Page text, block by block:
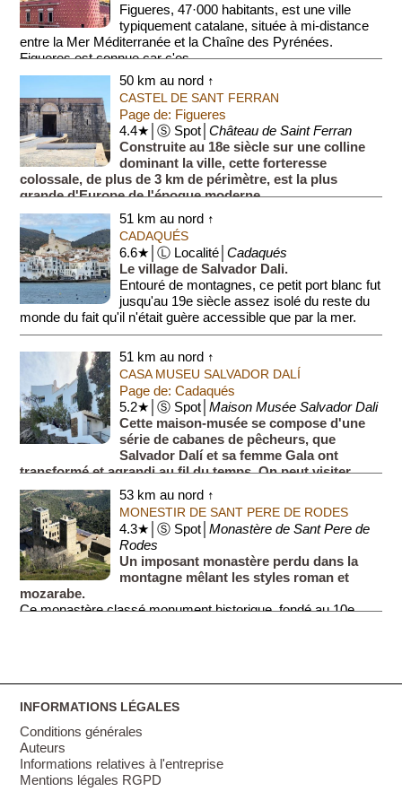
Figueres, 47·000 habitants, est une ville
typiquement catalane, située à mi-distance
entre la Mer Méditerranée et la Chaîne des Pyrénées.
Figueres est connue car c'es...
50 km au nord ↑
CASTEL DE SANT FERRAN
Page de: Figueres
4.4★│Ⓢ Spot│Château de Saint Ferran
Construite au 18e siècle sur une colline
dominant la ville, cette forteresse
colossale, de plus de 3 km de périmètre, est la plus
grande d'Europe de l'époque moderne.
Le château pouvait accueill...
51 km au nord ↑
CADAQUÉS
6.6★│Ⓛ Localité│Cadaqués
Le village de Salvador Dali.
Entouré de montagnes, ce petit port blanc fut
jusqu'au 19e siècle assez isolé du reste du
monde du fait qu'il n'était guère accessible que par la mer.
Et c'est ju...
51 km au nord ↑
CASA MUSEU SALVADOR DALÍ
Page de: Cadaqués
5.2★│Ⓢ Spot│Maison Musée Salvador Dali
Cette maison-musée se compose d'une
série de cabanes de pêcheurs, que
Salvador Dalí et sa femme Gala ont
transformé et agrandi au fil du temps. On peut visiter
l'atelier du célèbre peintre, la bibl...
53 km au nord ↑
MONESTIR DE SANT PERE DE RODES
4.3★│Ⓢ Spot│Monastère de Sant Pere de
Rodes
Un imposant monastère perdu dans la
montagne mêlant les styles roman et
mozarabe.
Ce monastère classé monument historique, fondé au 10e
INFORMATIONS LÉGALES
Conditions générales
Auteurs
Informations relatives à l'entreprise
Mentions légales RGPD